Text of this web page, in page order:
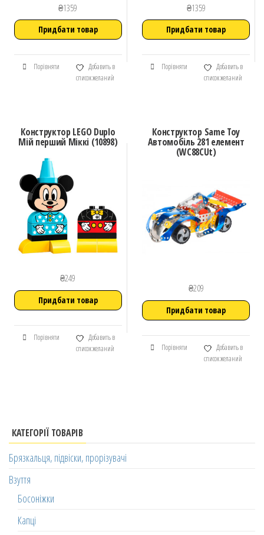
₴1359
Придбати товар
Порівняти
Добавить в
список желаний
₴1359
Придбати товар
Порівняти
Добавить в
список желаний
Конструктор LEGO Duplo
Мій перший Міккі (10898)
₴249
Придбати товар
Порівняти
Добавить в
список желаний
Конструктор Same Toy
Автомобіль 281 елемент
(WC88CUt)
₴209
Придбати товар
Порівняти
Добавить в
список желаний
КАТЕГОРІЇ ТОВАРІВ
Брязкальця, підвіски, прорізувачі
Взуття
Босоніжки
Капці